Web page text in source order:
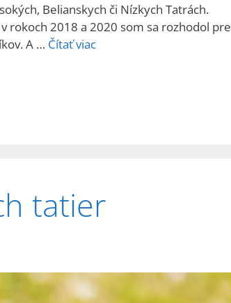
Belianskych či Nízkych Tatrách.
rokoch 2018 a 2020 som sa rozhodol pre
A … Čítať viac
tatier